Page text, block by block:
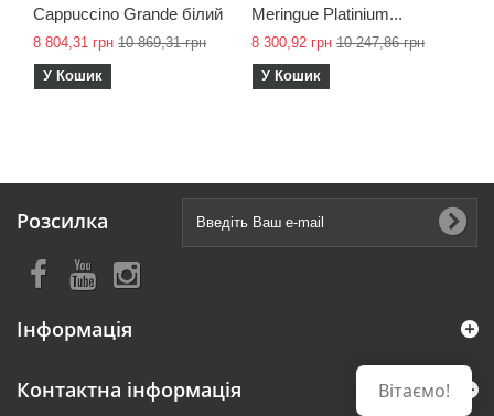
Cappuccino Grande білий
8 804,31 грн 10 869,31 грн
У Кошик
Meringue Platinium...
8 300,92 грн 10 247,86 грн
У Кошик
Розсилка
Інформація
Контактна інформація Вітаємо!